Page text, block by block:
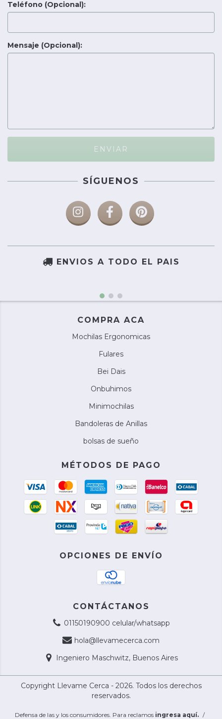
Teléfono (Opcional):
Mensaje (Opcional):
SÍGUENOS
ENVIOS A TODO EL PAIS
COMPRA ACA
Mochilas Ergonomicas
Fulares
Bei Dais
Onbuhimos
Minimochilas
Bandoleras de Anillas
bolsas de sueño
MÉTODOS DE PAGO
OPCIONES DE ENVÍO
CONTÁCTANOS
01150190900 celular/whatsapp
hola@llevamecerca.com
Ingeniero Maschwitz, Buenos Aires
Copyright Llevame Cerca - 2026. Todos los derechos
reservados.
Defensa de las y los consumidores. Para reclamos ingresa aquí. /